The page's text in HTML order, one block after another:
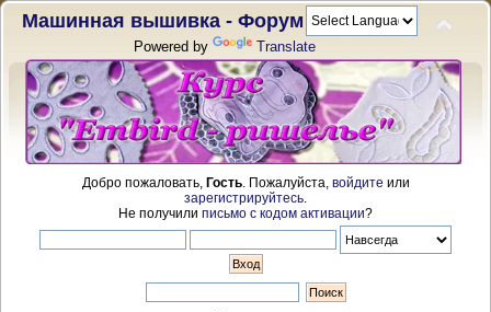
Машинная вышивка - Форум
Powered by Translate
Добро пожаловать, Гость. Пожалуйста, войдите или
зарегистрируйтесь
Не получили письмо с кодом активации?